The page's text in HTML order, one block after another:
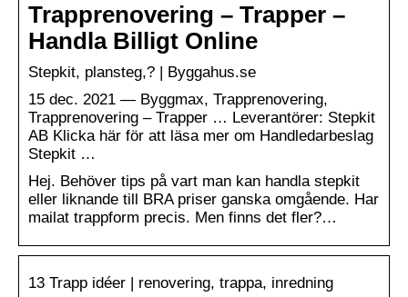
Trapprenovering – Trapper –
Handla Billigt Online
Stepkit, plansteg,? | Byggahus.se
15 dec. 2021 — Byggmax, Trapprenovering,
Trapprenovering – Trapper … Leverantörer: Stepkit
AB Klicka här för att läsa mer om Handledarbeslag
Stepkit …
Hej. Behöver tips på vart man kan handla stepkit
eller liknande till BRA priser ganska omgående. Har
mailat trappform precis. Men finns det fler?…
13 Trapp idéer | renovering, trappa, inredning